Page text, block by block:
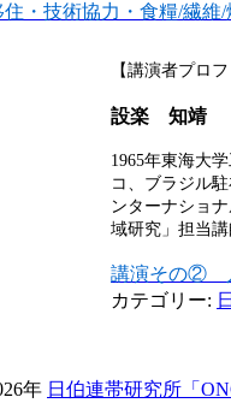
技術協力・食糧/繊維/
【講演者プロフ
設楽 知靖
1965年東海大
コ、ブラジル
ンターナショ
域研究」担当講
講演その②
カテゴリー:
年 日伯連帯研究所「